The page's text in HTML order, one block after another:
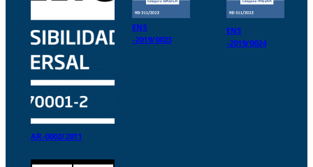
AR-0002/2011
ENS
-2019/0023
ENS
-2019/0024